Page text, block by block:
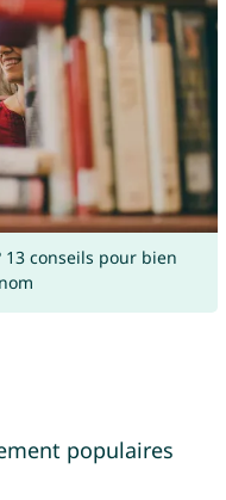
conseils pour bien
populaires